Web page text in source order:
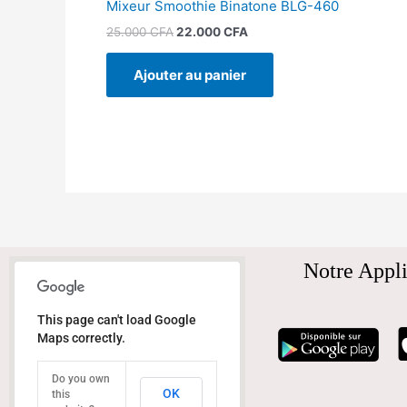
Mixeur Smoothie Binatone BLG-460
25.000CFA22.000CFA
Ajouter au panier
This page can't load Google
Maps correctly.
Do you own
this
OK
Notre